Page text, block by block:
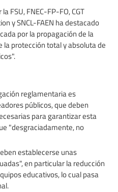
FSU, FNEC-FP-FO, CGT
y SNCL-FAEN ha destacado
por la propagación de la
la protección total y absoluta de
reglamentaria es
públicos, que deben
para garantizar esta
"desgraciadamente, no
establecerse unas
en particular la reducción
educativos, lo cual pasa